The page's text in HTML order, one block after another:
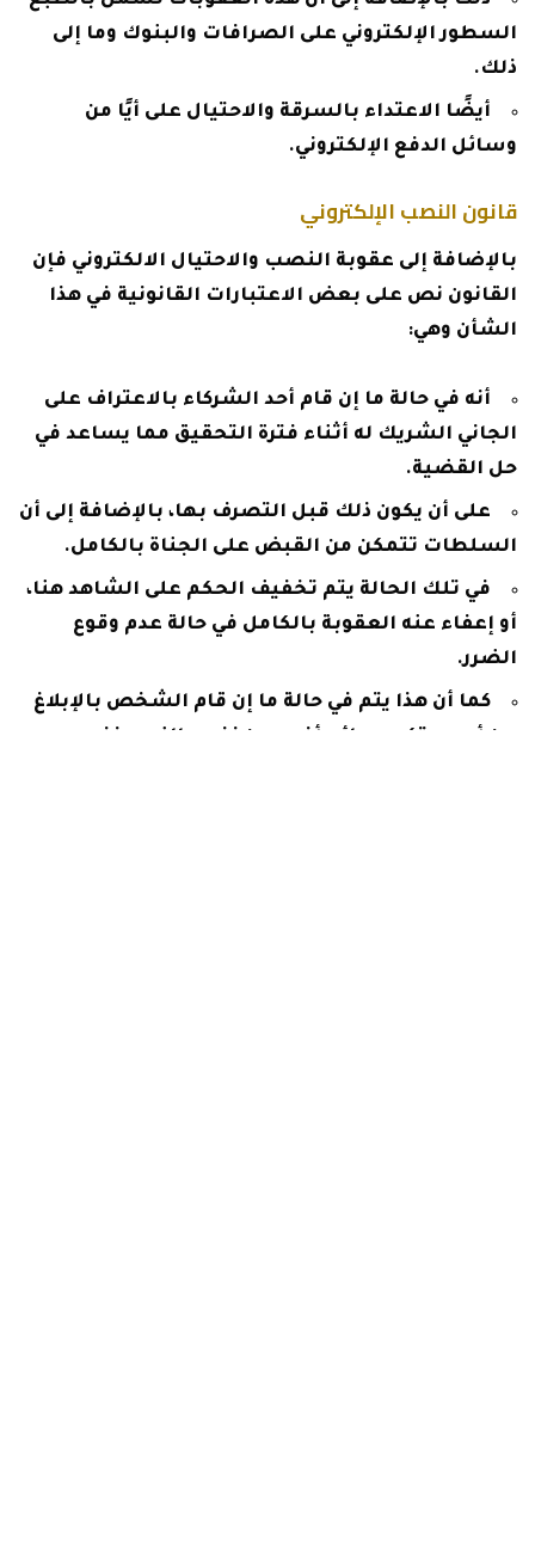
السطور الإلكتروني على الصرافات والبنوك وما إلى
ذلك.
أيضًا الاعتداء بالسرقة والاحتيال على أيًا من
وسائل الدفع الإلكتروني.
قانون النصب الإلكتروني
بالإضافة إلى عقوبة النصب والاحتيال الالكتروني فإن
القانون نص على بعض الاعتبارات القانونية في هذا
الشأن وهي:
أنه في حالة ما إن قام أحد الشركاء بالاعتراف على
الجاني الشريك له أثناء فترة التحقيق مما يساعد في
حل القضية.
على أن يكون ذلك قبل التصرف بها، بالإضافة إلى أن
السلطات تتمكن من القبض على الجناة بالكامل.
في تلك الحالة يتم تخفيف الحكم على الشاهد هنا،
أو إعفاء عنه العقوبة بالكامل في حالة عدم وقوع
الضرر.
كما أن هذا يتم في حالة ما إن قام الشخص بالإبلاغ